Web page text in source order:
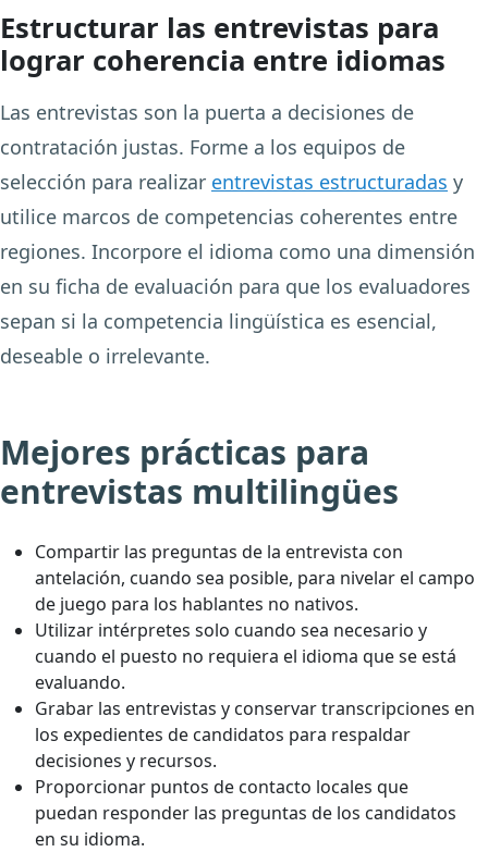
Estructurar las entrevistas para
lograr coherencia entre idiomas
Las entrevistas son la puerta a decisiones de
contratación justas. Forme a los equipos de
selección para realizar entrevistas estructuradas y
utilice marcos de competencias coherentes entre
regiones. Incorpore el idioma como una dimensión
en su ficha de evaluación para que los evaluadores
sepan si la competencia lingüística es esencial,
deseable o irrelevante.
Mejores prácticas para
entrevistas multilingües
Compartir las preguntas de la entrevista con
antelación, cuando sea posible, para nivelar el campo
de juego para los hablantes no nativos.
Utilizar intérpretes solo cuando sea necesario y
cuando el puesto no requiera el idioma que se está
evaluando.
Grabar las entrevistas y conservar transcripciones en
los expedientes de candidatos para respaldar
decisiones y recursos.
Proporcionar puntos de contacto locales que
puedan responder las preguntas de los candidatos
en su idioma.